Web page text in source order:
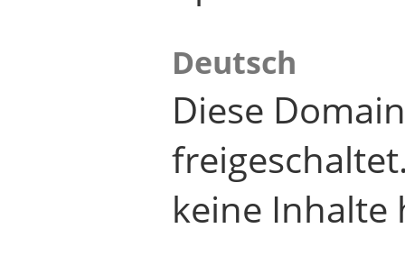
Deutsch
Diese
keine Inhalte